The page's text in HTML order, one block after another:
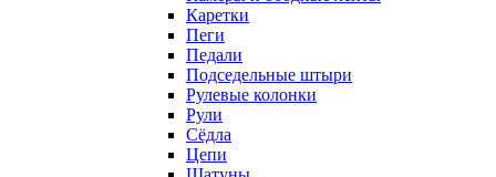
Каретки
Пеги
Педали
Подседельные штыри
Рулевые колонки
Рули
Сёдла
Цепи